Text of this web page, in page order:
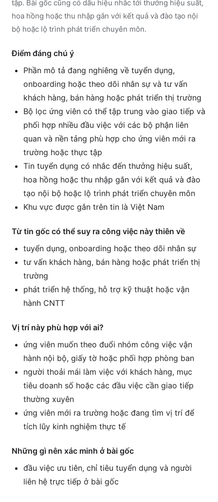
tập. Bài gốc cũng có dấu hiệu nhắc tới thưởng hiệu suất,
hoa hồng hoặc thu nhập gắn với kết quả và đào tạo nội
bộ hoặc lộ trình phát triển chuyên môn.
Điểm đáng chú ý
Phần mô tả đang nghiêng về tuyển dụng,
onboarding hoặc theo dõi nhân sự và tư vấn
khách hàng, bán hàng hoặc phát triển thị trường
Bộ lọc ứng viên có thể tập trung vào giao tiếp và
phối hợp nhiều đầu việc với các bộ phận liên
quan và nền tảng phù hợp cho ứng viên mới ra
trường hoặc thực tập
Tin tuyển dụng có nhắc đến thưởng hiệu suất,
hoa hồng hoặc thu nhập gắn với kết quả và đào
tạo nội bộ hoặc lộ trình phát triển chuyên môn
Khu vực được gắn trên tin là Việt Nam
Từ tin gốc có thể suy ra công việc này thiên về
tuyển dụng, onboarding hoặc theo dõi nhân sự
tư vấn khách hàng, bán hàng hoặc phát triển thị
trường
phát triển hệ thống, hỗ trợ kỹ thuật hoặc vận
hành CNTT
Vị trí này phù hợp với ai?
ứng viên muốn theo đuổi nhóm công việc vận
hành nội bộ, giấy tờ hoặc phối hợp phòng ban
người thoải mái làm việc với khách hàng, mục
tiêu doanh số hoặc các đầu việc cần giao tiếp
thường xuyên
ứng viên mới ra trường hoặc đang tìm vị trí để
tích lũy kinh nghiệm thực tế
Những gì nên xác minh ở bài gốc
đầu việc ưu tiên, chỉ tiêu tuyển dụng và người
liên hệ trực tiếp ở bài gốc